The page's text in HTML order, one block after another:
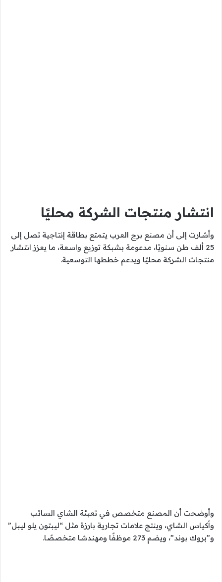
انتشار منتجات الشركة محليًا
وأشارت إلى أن مصنع برج العرب يتمتع بطاقة إنتاجية تصل إلى
25 ألف طن سنويًا، مدعومة بشبكة توزيع واسعة، ما يعزز انتشار
منتجات الشركة محليًا ويدعم خططها التوسعية.
وأوضحت أن المصنع متخصص في تعبئة الشاي السائب
وأكياس الشاي، وينتج علامات تجارية بارزة مثل “ليبتون يلو ليبل”
و”بروك بوند”، ويضم 273 موظفًا ومهندسًا متخصصًا.